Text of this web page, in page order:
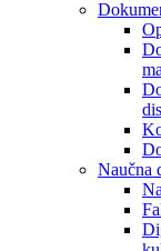
Naučna